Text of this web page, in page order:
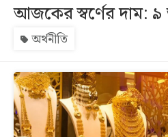
সর্বশেষ
সব
বিভাগ
আজকের স্বর্ণের দাম:
অর্থনীতি